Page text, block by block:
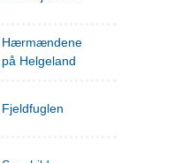
Hærmændene
på Helgeland
Fjeldfuglen